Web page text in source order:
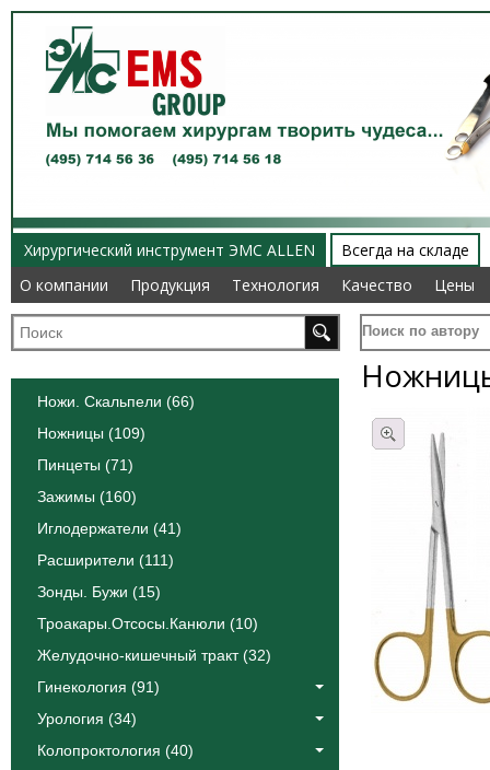
Хирургический инструмент ЭМС ALLEN
О компании
Продукция Технология Качество Цены
Всегда на складе
О компании
Продукция Технология Качество Цены
Поиск по автору
Ножи. Скальпели (66)
Ножницы (109)
Пинцеты (71)
Зажимы (160)
Иглодержатели (41)
Расширители (111)
Зонды. Бужи (15)
Троакары.Отсосы.Канюли (10)
Желудочно-кишечный тракт (32)
Гинекология (91)
Урология (34)
Колопроктология (40)